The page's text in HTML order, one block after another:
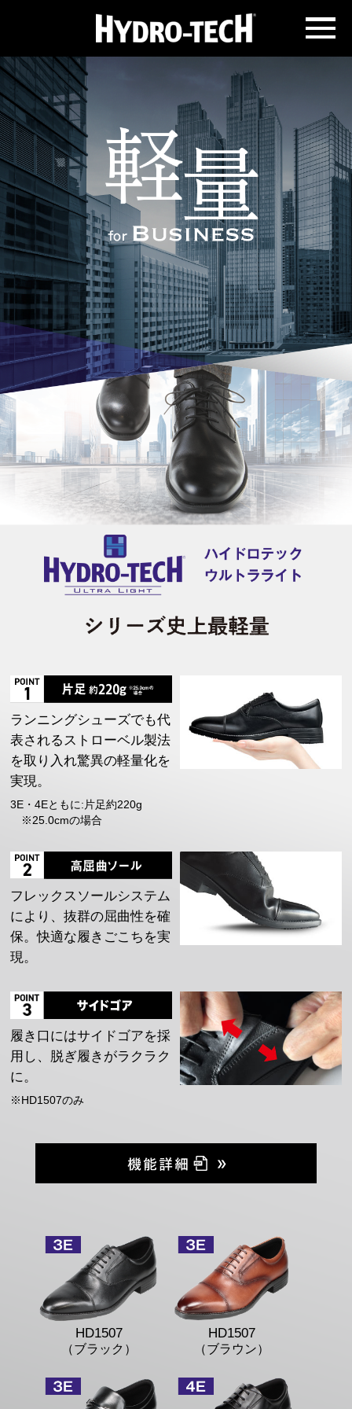
HOME
軽量 for BUSINESS
防水 for BUSINESS
スパッと for BUSINESS & Walking
快適 for Walking
SHOES CARE ITEM
COLLECTION
SHOP LIST
VIDEO ARCHIVES
店舗検索
ランニングシューズでも代
表されるストローベル製法
を取り入れ驚異の軽量化を
実現。
3E・4Eともに:片足約220g
※25.0cmの場合
フレックスソールシステム
により、抜群の屈曲性を確
保。快適な履きごこちを実
現。
履き口にはサイドゴアを採
用し、脱ぎ履きがラクラク
に。
※HD1507のみ
HD1507
（ブラック）
HD1507
（ブラウン）